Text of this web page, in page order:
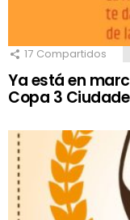
17 Compartidos
Ya está en
Copa 3